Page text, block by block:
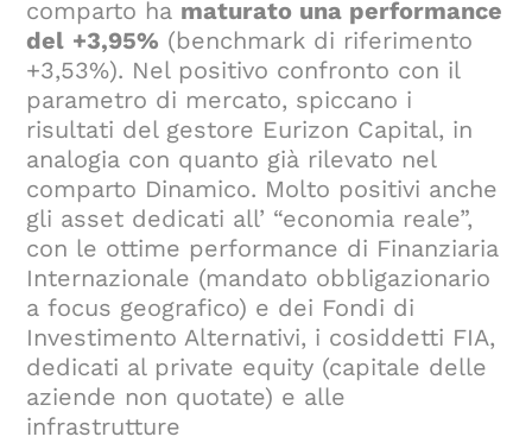
comparto ha maturato una performance
del +3,95% (benchmark di riferimento
+3,53%). Nel positivo confronto con il
parametro di mercato, spiccano i
risultati del gestore Eurizon Capital, in
analogia con quanto già rilevato nel
comparto Dinamico. Molto positivi anche
gli asset dedicati all’ “economia reale”,
con le ottime performance di Finanziaria
Internazionale (mandato obbligazionario
a focus geografico) e dei Fondi di
Investimento Alternativi, i cosiddetti FIA,
dedicati al private equity (capitale delle
aziende non quotate) e alle
infrastrutture